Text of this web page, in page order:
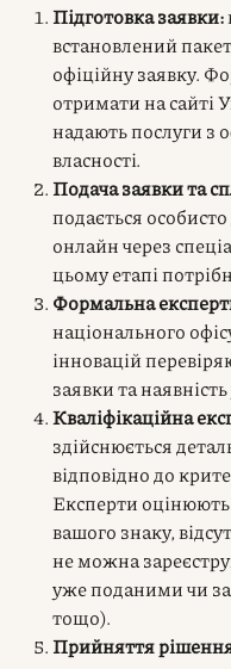
Підготовка заявки:
встановлений
офіційну заявку.
отримати на сайті
надають послуги з
власності.
Подача заявки та
подається
онлайн через
цьому етапі
Формальна
національного
інновацій
заявки та
Кваліфікаційна
здійснюється
відповідно до
Експерти оцінюють
вашого знаку,
не можна
уже поданими чи
тощо).
Прийняття